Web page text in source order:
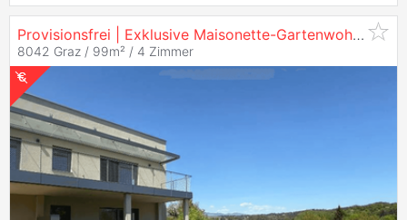
Provisionsfrei | Exklusive Maisonette-Gartenwohnung am
8042 Graz / 99m² / 4 Zimmer